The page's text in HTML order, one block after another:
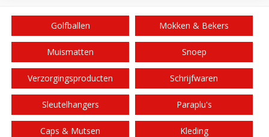
Golfballen Mokken & Bekers
Muismatten Snoep
Verzorgingsproducten Schrijfwaren
Sleutelhangers Paraplu's
Caps & Mutsen Kleding